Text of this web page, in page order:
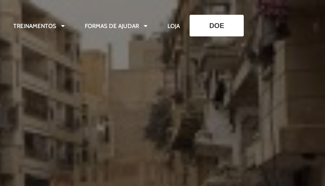
TREINAMENTOS FORMAS DE AJUDAR LOJA DOE